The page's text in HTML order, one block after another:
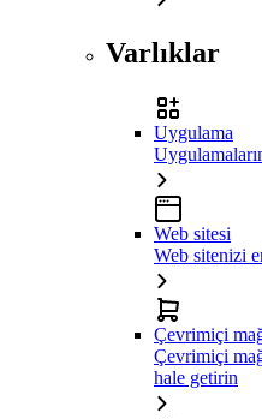
Varlıklar
Uygulama
Web sitesi
Web sitenizi
Çevrimiçi
Çevrimiçi
hale getirin